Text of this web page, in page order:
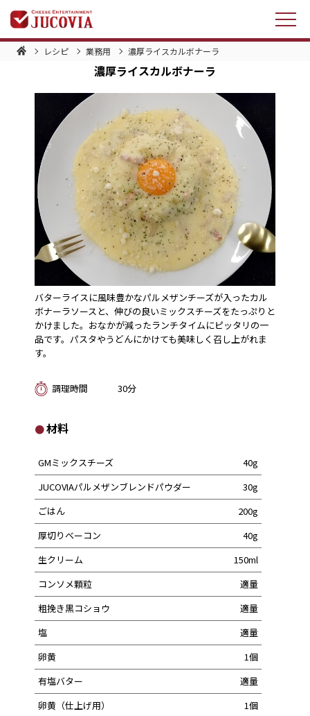
レシピ 業務用 濃厚ライスカルボナーラ
濃厚ライスカルボナーラ
バターライスに風味豊かなパルメザンチーズが入ったカル
ボナーラソースと、伸びの良いミックスチーズをたっぷりと
かけました。おなかが減ったランチタイムにピッタリの一
品です。パスタやうどんにかけても美味しく召し上がれま
す。
調理時間 30分
材料
GMミックスチーズ
40g
JUCOVIAパルメザンブレンドパウダー
30g
ごはん
200g
厚切りベーコン
40g
生クリーム
150ml
コンソメ顆粒
適量
粗挽き黒コショウ
適量
塩
適量
卵黄
1個
有塩バター
適量
卵黄（仕上げ用）
1個